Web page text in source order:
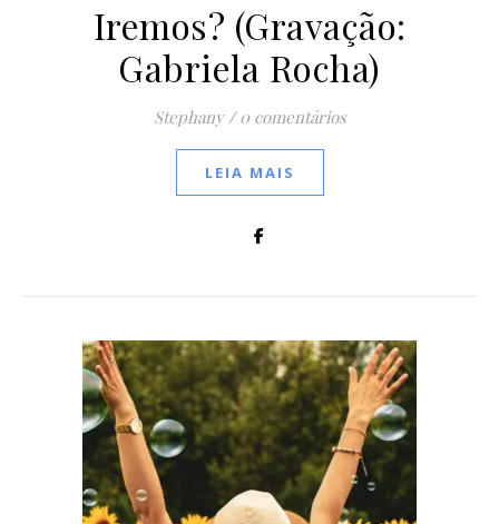
Iremos? (Gravação:
Gabriela Rocha)
Stephany / 0 comentários
LEIA MAIS